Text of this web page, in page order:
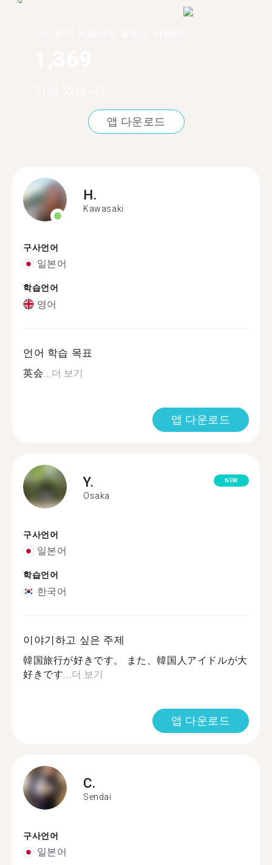
앱 다운로드
H.
Kawasaki
구사언어
일본어
학습언어
영어
언어 학습 목표
英会... 더 보기
앱 다운로드
Y.
Osaka
NEW
구사언어
일본어
학습언어
한국어
이야기하고 싶은 주제
韓国旅行が好きです。 また、韓国人アイドルが大
好きです... 더 보기
앱 다운로드
C.
Sendai
구사언어
일본어